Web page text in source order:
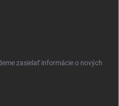
zasielať informácie o nových